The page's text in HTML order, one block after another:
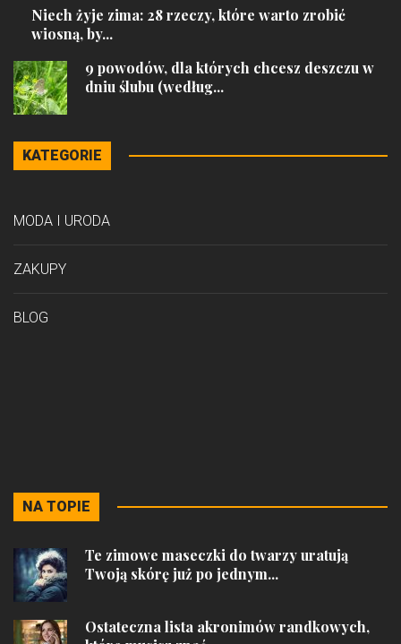
Niech żyje zima: 28 rzeczy, które warto zrobić
wiosną, by...
9 powodów, dla których chcesz deszczu w
dniu ślubu (według...
KATEGORIE
MODA I URODA
ZAKUPY
BLOG
NA TOPIE
Te zimowe maseczki do twarzy uratują
Twoją skórę już po jednym...
Ostateczna lista akronimów randkowych,